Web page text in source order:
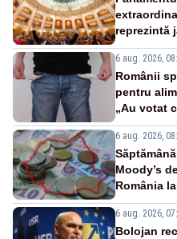
reprezintă
6 aug. 2026,
Românii
pentru
„Au votat
6 aug. 2026,
Moody’s
România
6 aug. 2026,
Bolojan